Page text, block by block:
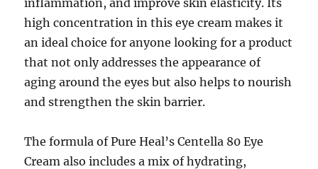
inflammation, and improve skin elasticity. Its
high concentration in this eye cream makes it
an ideal choice for anyone looking for a product
that not only addresses the appearance of
aging around the eyes but also helps to nourish
and strengthen the skin barrier.
The formula of Pure Heal’s Centella 80 Eye
Cream also includes a mix of hydrating,